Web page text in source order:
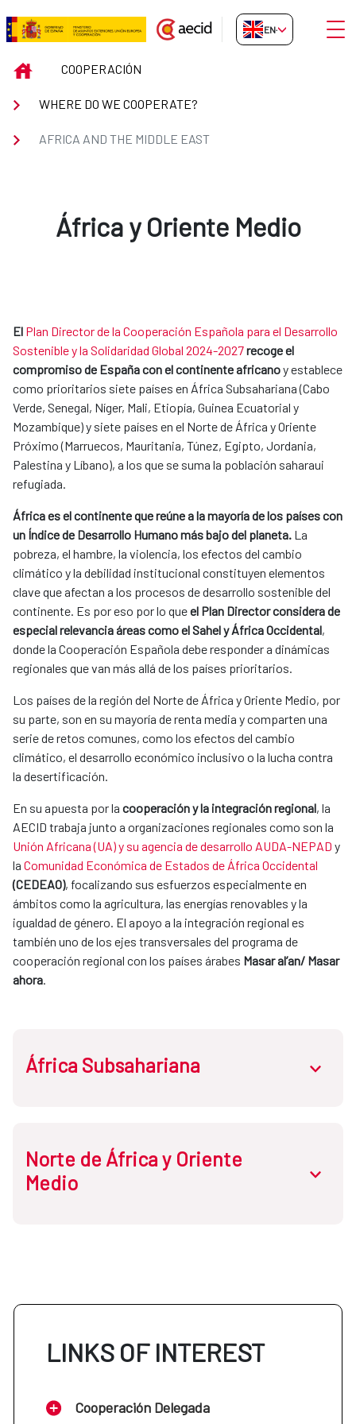
Skip to Main Content
AFRICA AND THE MIDDLE EAST
EN-GB
INICIOCOOPERACIÓN
WHERE DO WE COOPERATE?
AFRICA AND THE MIDDLE EAST
África y Oriente Medio
El Plan Director de la Cooperación Española para el Desarrollo
Sostenible y la Solidaridad Global 2024-2027recoge el
compromiso de España con el continente africanoy establece
como prioritarios siete países en África Subsahariana (Cabo
Verde, Senegal, Níger, Mali, Etiopía, Guinea Ecuatorial y
Mozambique) y siete países en el Norte de África y Oriente
Próximo (Marruecos, Mauritania, Túnez, Egipto, Jordania,
Palestina y Líbano), a los que se suma la población saharaui
refugiada.
África es el continente que reúne a la mayoría de los países con
un Índice de Desarrollo Humano más bajo del planeta. La
pobreza, el hambre, la violencia, los efectos del cambio
climático y la debilidad institucional constituyen elementos
clave que afectan a los procesos de desarrollo sostenible del
continente. Es por eso por lo queel Plan Director considera de
especial relevancia áreas como el Sahel y África Occidental,
donde la Cooperación Española debe responder a dinámicas
regionales que van más allá de los países prioritarios.
Los países de la región del Norte de África y Oriente Medio, por
su parte, son en su mayoría de renta media y comparten una
serie de retos comunes, como los efectos del cambio
climático, el desarrollo económico inclusivo o la lucha contra
la desertificación.
En su apuesta por la cooperación y la integración regional, la
AECID trabaja junto a organizaciones regionales como son la
Unión Africana (UA) y su agencia de desarrollo AUDA-NEPAD y
la Comunidad Económica de Estados de África Occidental
(CEDEAO), focalizando sus esfuerzos especialmente en
ámbitos como la agricultura, las energías renovables y la
igualdad de género. El apoyo a la integración regional es
también uno de los ejes transversales del programa de
cooperación regional con los países árabes Masar al’an/ Masar
ahora.
África Subsahariana
Cabo Verde
Norte de África y Oriente
Medio
LINKS OF INTEREST
Cooperación Delegada